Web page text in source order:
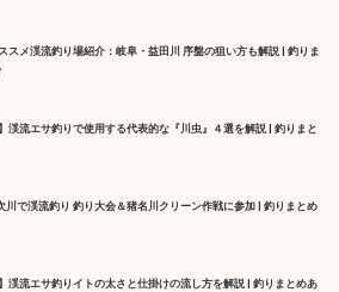
スメ渓流釣り場紹介：岐阜・益田川 序盤の狙い方も解説 | 釣りま
】渓流エサ釣りで使用する代表的な『川虫』４選を解説 | 釣りまと
川で渓流釣り 釣り大会＆猪名川クリーン作戦に参加 | 釣りまとめ
】渓流エサ釣りイトの太さと仕掛けの流し方を解説 | 釣りまとめあ